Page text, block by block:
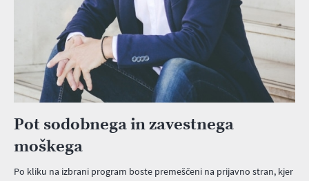
Pot sodobnega in zavestnega
moškega
Po kliku na izbrani program boste premeščeni na prijavno stran, kjer